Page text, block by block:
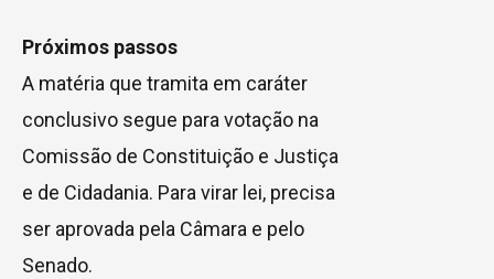
Próximos passos
A matéria que tramita em caráter
conclusivo segue para votação na
Comissão de Constituição e Justiça
e de Cidadania. Para virar lei, precisa
ser aprovada pela Câmara e pelo
Senado.